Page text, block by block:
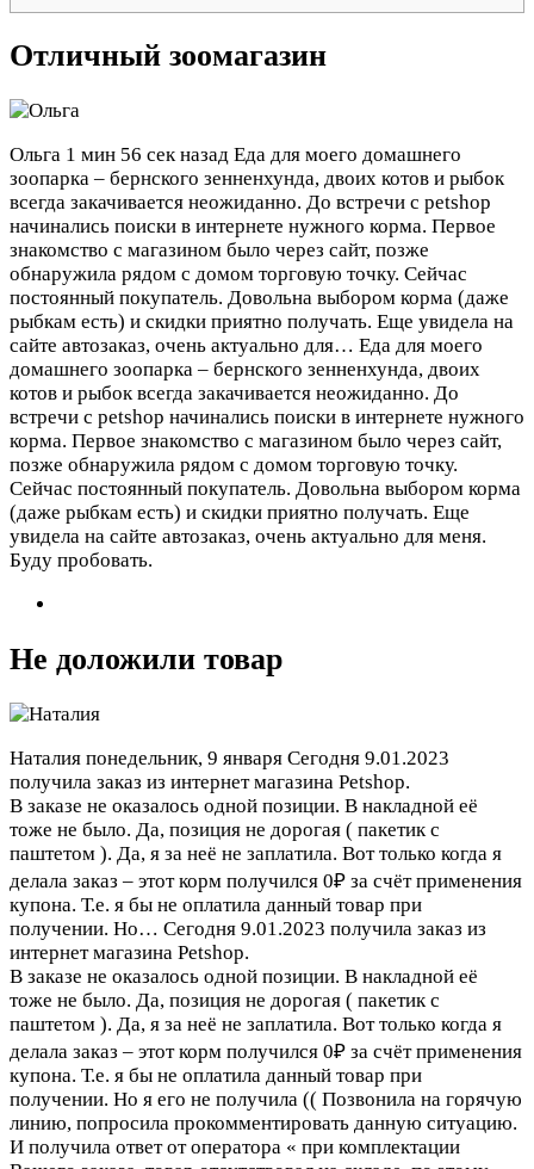
Отличный зоомагазин
Ольга 1 мин 56 сек назад Еда для моего домашнего
зоопарка – бернского зенненхунда, двоих котов и рыбок
всегда закачивается неожиданно. До встречи с petshop
начинались поиски в интернете нужного корма. Первое
знакомство с магазином было через сайт, позже
обнаружила рядом с домом торговую точку. Сейчас
постоянный покупатель. Довольна выбором корма (даже
рыбкам есть) и скидки приятно получать. Еще увидела на
сайте автозаказ, очень актуально для… Еда для моего
домашнего зоопарка – бернского зенненхунда, двоих
котов и рыбок всегда закачивается неожиданно. До
встречи с petshop начинались поиски в интернете нужного
корма. Первое знакомство с магазином было через сайт,
позже обнаружила рядом с домом торговую точку.
Сейчас постоянный покупатель. Довольна выбором корма
(даже рыбкам есть) и скидки приятно получать. Еще
увидела на сайте автозаказ, очень актуально для меня.
Буду пробовать.
Не доложили товар
Наталия понедельник, 9 января Сегодня 9.01.2023
получила заказ из интернет магазина Petshop.
В заказе не оказалось одной позиции. В накладной её
тоже не было. Да, позиция не дорогая ( пакетик с
паштетом ). Да, я за неё не заплатила. Вот только когда я
делала заказ – этот корм получился 0₽ за счёт применения
купона. Т.е. я бы не оплатила данный товар при
получении. Но… Сегодня 9.01.2023 получила заказ из
интернет магазина Petshop.
В заказе не оказалось одной позиции. В накладной её
тоже не было. Да, позиция не дорогая ( пакетик с
паштетом ). Да, я за неё не заплатила. Вот только когда я
делала заказ – этот корм получился 0₽ за счёт применения
купона. Т.е. я бы не оплатила данный товар при
получении. Но я его не получила (( Позвонила на горячую
линию, попросила прокомментировать данную ситуацию.
И получила ответ от оператора « при комплектации